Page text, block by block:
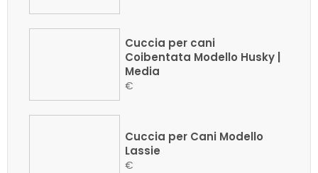
Cuccia per cani
Coibentata Modello Husky |
Media
€
Cuccia per Cani Modello
Lassie
€